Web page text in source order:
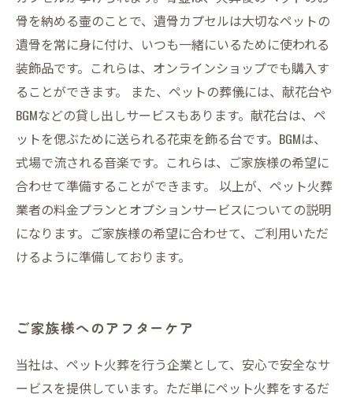
骨を納める壷のことで、遺骨カプセルは大切なペットの
遺骨を常に身に付け、いつも一緒にいるために使われる
装飾品です。これらは、オンラインショップでも購入す
ることができます。 また、ペットの葬儀には、献花台や
BGMなどの貸し出しサービスもあります。献花台は、ペ
ットを偲ぶために送られる花束を飾る台です。BGMは、
式場で流される音楽です。これらは、ご家族様の希望に
合わせて準備することができます。 以上が、ペット火葬
業者の料金プランとオプションサービスについての説明
になります。ご家族様の希望に合わせて、ご利用いただ
けるように準備しております。
ご家族様へのアフターケア
当社は、ペット火葬を行う企業として、安心で安全なサ
ービスを提供しています。ただ単にペット火葬をするだ